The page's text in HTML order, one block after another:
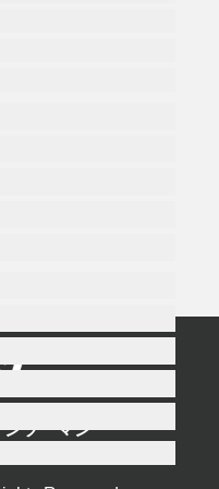
ツーマン
レッスン＠アースト